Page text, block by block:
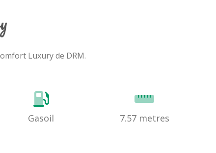
Luxury de DRM.
Gasoil 7.57 metres